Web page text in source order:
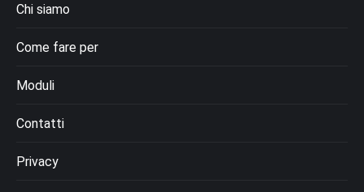
Chi siamo
Come fare per
Moduli
Contatti
Privacy